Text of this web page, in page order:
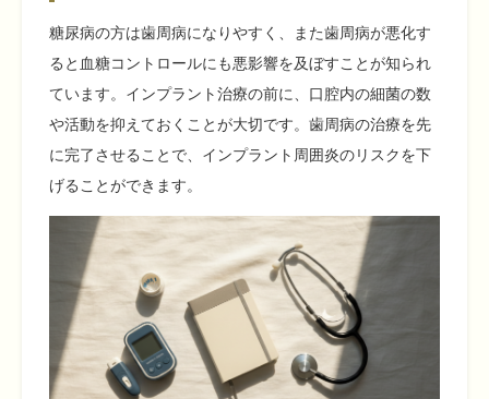
糖尿病の方は歯周病になりやすく、また歯周病が悪化す
ると血糖コントロールにも悪影響を及ぼすことが知られ
ています。インプラント治療の前に、口腔内の細菌の数
や活動を抑えておくことが大切です。歯周病の治療を先
に完了させることで、インプラント周囲炎のリスクを下
げることができます。